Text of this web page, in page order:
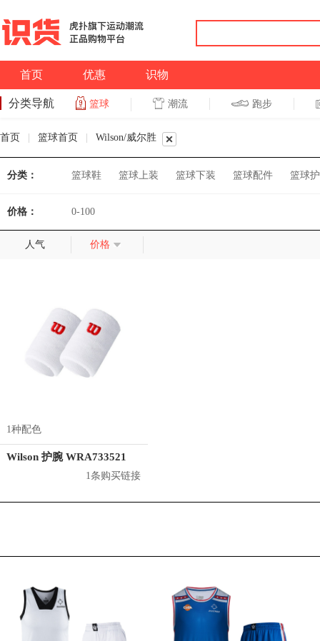
首页 优惠 识物
分类导航 篮球 潮流 跑步
首页 篮球首页 Wilson/威尔胜
分类： 篮球鞋 篮球上装 篮球下装 篮球配件 篮球
价格： 0-100
人气 价格
1种配色
Wilson 护腕 WRA733521
1条购买链接